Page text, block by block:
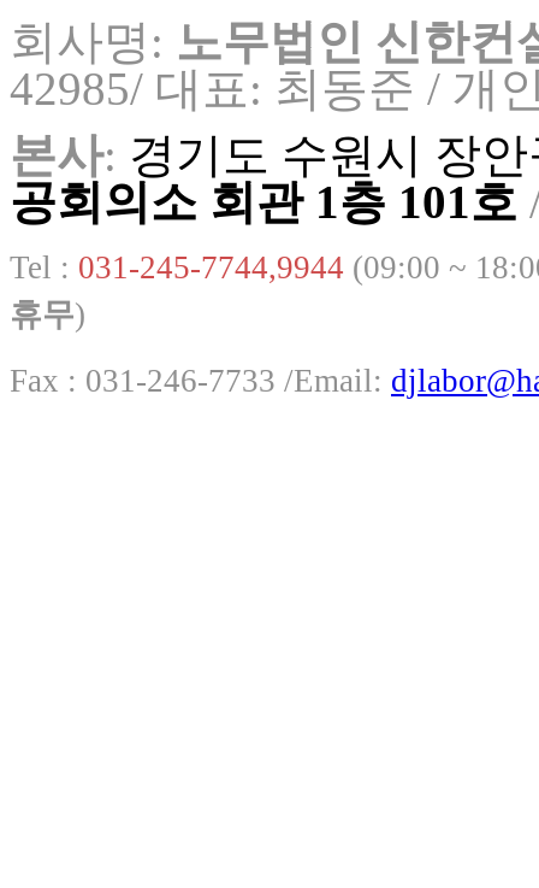
회사명: 노무법인 신한컨
42985/ 대표: 최동준 / 개
본사: 경기도 수원시 장
공회의소 회관 1층 101호
Tel : 031-245-7744,9944 (09:00 ~
휴무)
Fax : 031-246-7733 /Email: